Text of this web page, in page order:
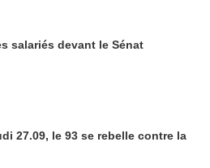
salariés devant le Sénat
27.09, le 93 se rebelle contre la